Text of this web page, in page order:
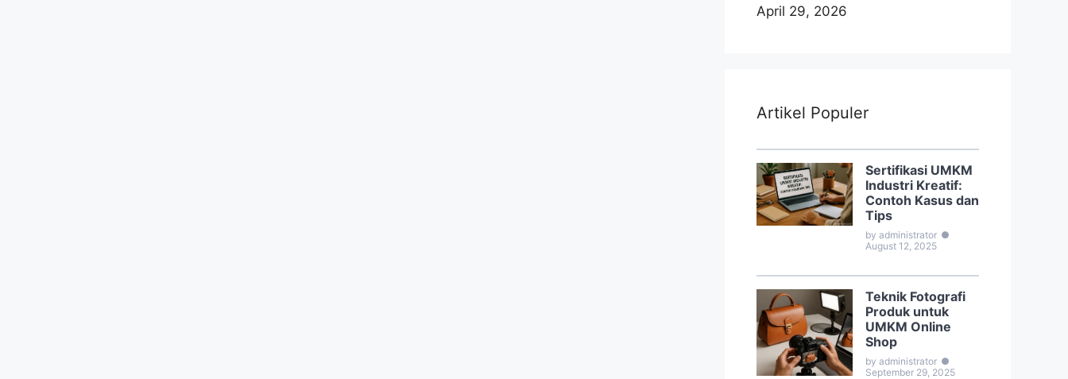
April 29, 2026
Artikel Populer
Sertifikasi UMKM
Industri Kreatif:
Contoh Kasus dan
Tips
by administrator ●
August 12, 2025
Teknik Fotografi
Produk untuk
UMKM Online
Shop
by administrator ●
September 29, 2025